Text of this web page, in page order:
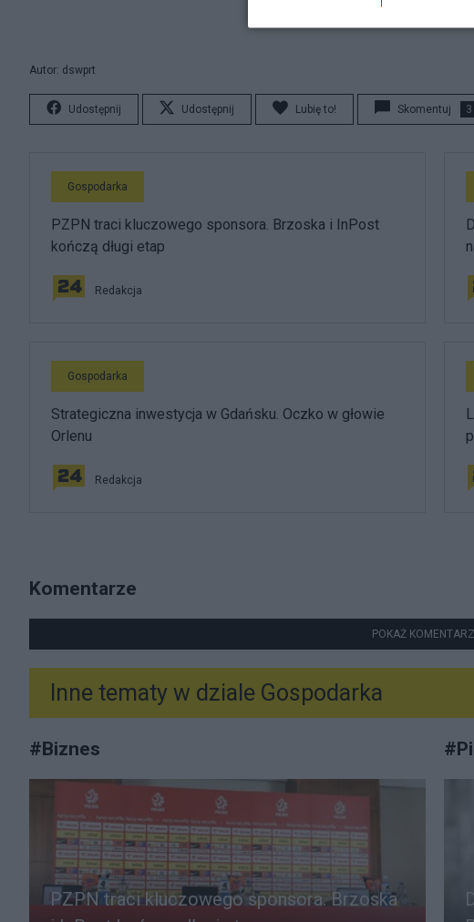
Autor: dswprt
Udostępnij Udostępnij Lubię to! Skomentuj 3
Gospodarka
PZPN traci kluczowego sponsora. Brzoska i InPost
kończą długi etap
Redakcja
Gospodarka
Strategiczna inwestycja w Gdańsku. Oczko w głowie
Orlenu
Redakcja
Komentarze
POKAŻ
Inne tematy w dziale Gospodarka
#Biznes
PZPN traci kluczowego sponsora. Brzoska
#